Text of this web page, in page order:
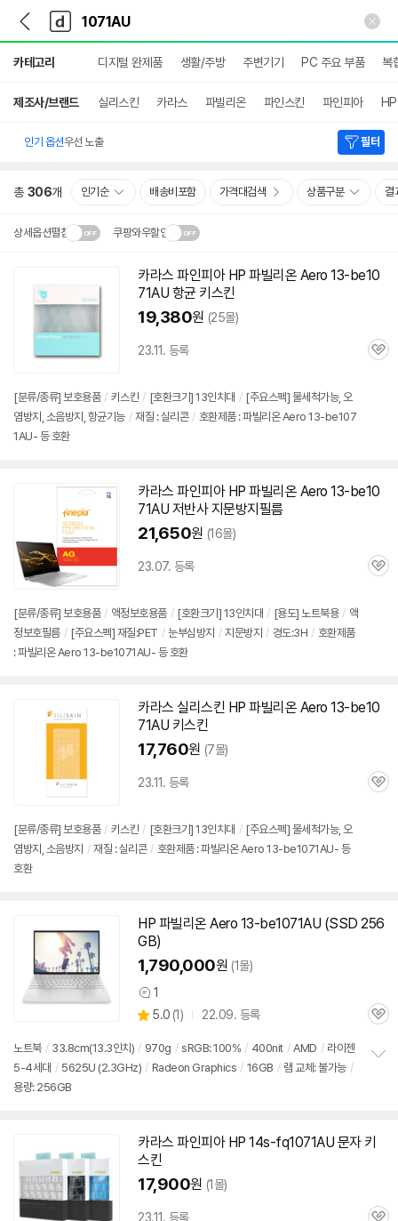
다
나
와
가
기
다
와
메
인
카테고리 디지털 완제품 생활/주방 주변기기 PC 주요 부품 복
제조사/브랜드 실리스킨 카라스 파빌리온 파인스킨 파인피아 HP
인기 옵션우선 노출 필터
총 306개 인기순 배송비포함 가격대검색 상품구분 결
상세옵션펼침 쿠팡와우할인
배송·설치비가 달라집니다.닫
기
카라스 파인피아 HP 파빌리온 Aero 13-be10
71AU 항균 키스킨
19,380원 (25몰)
23.11. 등록
관
[분류/종류] 보호용품 / 키스킨 / [호환크기] 13인치대 / [주요스펙] 물세척가능, 오
염방지, 소음방지, 항균기능 / 재질 : 실리콘 / 호환제품 : 파빌리온 Aero 13-be107
1AU- 등 호환
카라스 파인피아 HP 파빌리온 Aero 13-be10
71AU 저반사 지문방지필름
21,650원 (16몰)
23.07. 등록
관
[분류/종류] 보호용품 / 액정보호용품 / [호환크기] 13인치대 / [용도] 노트북용 / 액
정보호필름 / [주요스펙] 재질:PET / 눈부심방지 / 지문방지 / 경도:3H / 호환제품
: 파빌리온 Aero 13-be1071AU- 등 호환
카라스 실리스킨 HP 파빌리온 Aero 13-be10
71AU 키스킨
17,760원 (7몰)
23.11. 등록
관
[분류/종류] 보호용품 / 키스킨 / [호환크기] 13인치대 / [주요스펙] 물세척가능, 오
염방지, 소음방지 / 재질 : 실리콘 / 호환제품 : 파빌리온 Aero 13-be1071AU- 등
호환
HP 파빌리온 Aero 13-be1071AU (SSD 256
GB)
1,790,000원 (1몰)
상
품
견
1
별
점
5.0 (상
리
뷰
1) 22.09. 등록
관
노트북 / 33.8cm(13.3인치) / 970g / sRGB: 100% / 400nit / AMD / 라이젠
5-4세대 / 5625U (2.3GHz) / Radeon Graphics / 16GB / 램 교체: 불가능 /
용량: 256GB
카라스 파인피아 HP 14s-fq1071AU 문자 키
스킨
17,900원 (1몰)
23.11. 등록